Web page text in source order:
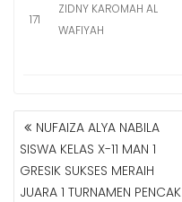
171
ZIDNY KAROMAH AL
WAFIYAH
N
A
V
NUFAIZA ALYA NABILA
SISWA KELAS X-11 MAN 1
GRESIK SUKSES MERAIH
JUARA 1 TURNAMEN PENCAK